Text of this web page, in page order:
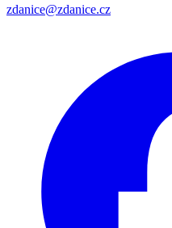
zdanice@zdanice.cz